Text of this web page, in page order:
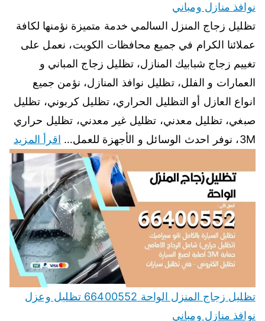
نوافذ منازل ومباني
تظليل زجاج المنزل السالمي خدمة متميزة نؤمنها لكافة
عملائنا الكرام في جميع محافظات الكويت، نعمل على
تغييم زجاج شبابيك المنازل، تظليل زجاج المباني و
العمارات و الفلل، تظليل نوافذ المنازل، نؤمن جميع
انواع العازل أو التظليل الحراري، تظليل كربوني، تظليل
صبغي، تظليل معدني، تظليل غير معدني، تظليل حراري
3M، نوفر احدث الوسائل و الأجهزة للعمل…
اقرأ المزيد
تظليل زجاج المنزل الواحة 66400552 تظليل وعزل
نوافذ منازل ومباني